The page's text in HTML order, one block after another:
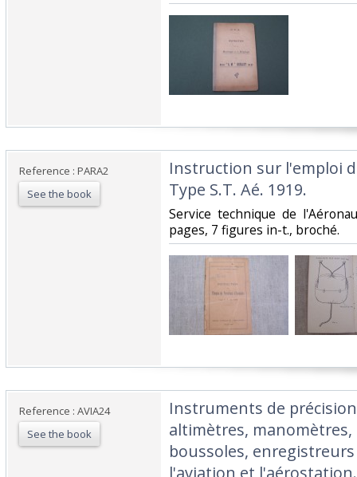
Reference : PARA2
See the book
‎Instruction sur l'emploi
Type S.T. Aé. 1919.‎
‎Service technique de
pages, 7 figures in-t., broché.‎
Reference : AVIA24
See the book
‎Instruments de
altimètres,
boussoles,